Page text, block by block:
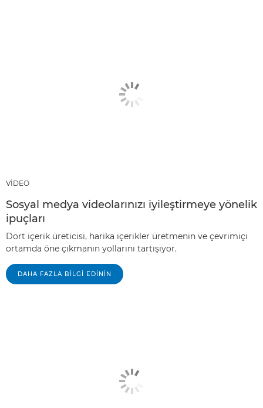
VİDEO
Sosyal medya videolarınızı iyileştirmeye yönelik
ipuçları
Dört içerik üreticisi, harika içerikler üretmenin ve çevrimiçi
ortamda öne çıkmanın yollarını tartışıyor.
DAHA FAZLA BILGI EDININ